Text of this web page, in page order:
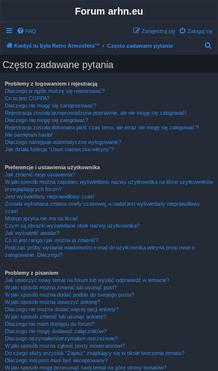
Forum arhn.eu
FAQ Zaloguj się
Zarejestruj się
Kiedyś tu była Retro Atmosfera™ Często zadawane pytania
Często zadawane pytania
Problemy z logowaniem i rejestracją
Dlaczego w ogóle muszę się rejestrować?
Co to jest COPPA?
Dlaczego nie mogę się zarejestrować?
Rejestracja została przeprowadzona poprawnie, ale nie mogę się zalogować!
Dlaczego nie mogę się zalogować?
Rejestracja została dokonana jakiś czas temu, ale teraz nie mogę się zalogować?!
Nie pamiętam hasła!
Dlaczego następuje automatyczne wylogowanie?
Jak działa funkcja “Usuń ciasteczka witryny”?
Preferencje i ustawienia użytkownika
Jak zmienić moje ustawienia?
W jaki sposób można zapobiec wyświetlaniu nazwy użytkownika na liście użytkowników
przeglądających forum?
Jest wyświetlany nieprawidłowy czas!
Została wykonana zmiana strefy czasowej, a nadal jest wyświetlany nieprawidłowy
czas!
Mojego języka nie ma na liście!
Czym są obrazki wyświetlane obok nazwy użytkownika?
Jak wyświetlić awatar?
Co to jest ranga i jak można ją zmienić?
Podczas próby wysłania wiadomości e-mail do użytkownika witryna prosi mnie o
zalogowanie. Dlaczego?
Problemy z pisaniem
Jak utworzyć nowy temat na forum lub wysłać odpowiedź w temacie?
W jaki sposób można zmienić lub usunąć post?
W jaki sposób można dodać podpis do swojego posta?
W jaki sposób można utworzyć ankietę?
Dlaczego nie można dodać więcej opcji ankiety?
W jaki sposób zmienić lub usunąć ankietę?
Dlaczego nie mam dostępu do forum?
Dlaczego nie mogę dodawać załączników?
Dlaczego otrzymałem/otrzymałam ostrzeżenie?
W jaki sposób można zgłosić posty moderatorowi?
Do czego służy przycisk “Zapisz” znajdujący się w oknie tworzenia tematu?
Dlaczego mój post musi być akceptowany?
W jaki sposób mogę przesunąć swój temat na górę strony tematów?